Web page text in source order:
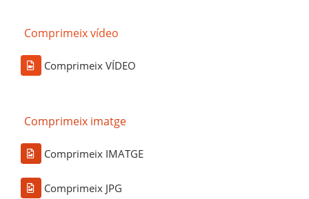
Comprimeix vídeo
Comprimeix VÍDEO
Comprimeix imatge
Comprimeix IMATGE
Comprimeix JPG